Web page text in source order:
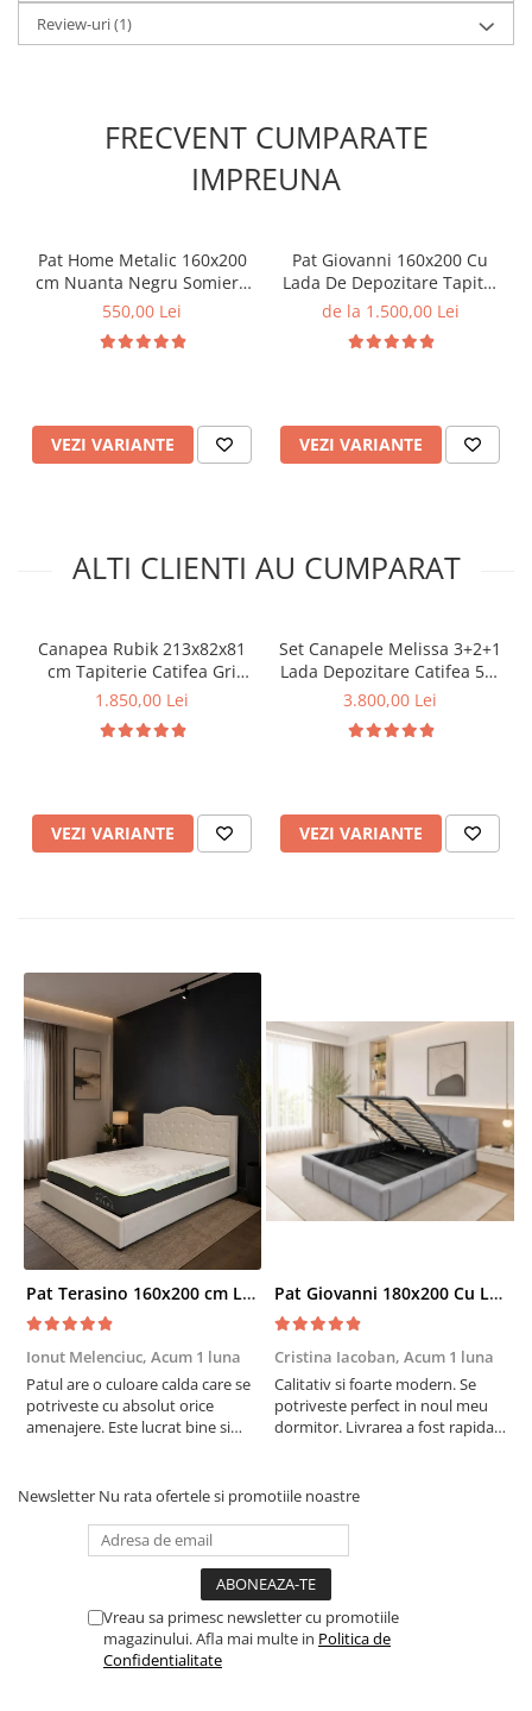
Review-uri(1)
FRECVENT CUMPARATE
IMPREUNA
Pat Home Metalic 160x200
cm Nuanta Negru Somiera
Inclusa MB26
550,00 Lei
VEZI VARIANTE
Pat Giovanni 160x200 Cu
Lada De Depozitare Tapitat
Catifea Gri Somiera Inclusa
de la 1.500,00 Lei
VEZI VARIANTE
ALTI CLIENTI AU CUMPARAT
Canapea Rubik 213x82x81
cm Tapiterie Catifea Gri
Inchis (cod AF 2423)
1.850,00 Lei
VEZI VARIANTE
Set Canapele Melissa 3+2+1
Lada Depozitare Catifea 51-
103 Gri
3.800,00 Lei
VEZI VARIANTE
Pat Terasino 160x200 cm Lada Depozitare Tapitat Stofa Bej Somiera Inclusa
Ionut Melenciuc, Acum 1 luna
Patul are o culoare calda care se
potriveste cu absolut orice
amenajere. Este lucrat bine si
drag !
Pat Giovanni 180x200 Cu Lada De Depozitare Tapitat Catifea Gri Somiera Inclusa
Cristina Iacoban, Acum 1 luna
Calitativ si foarte modern. Se
potriveste perfect in noul meu
dormitor. Livrarea a fost rapida
Newsletter Nu rata ofertele si promotiile noastre
Vreau sa primesc newsletter cu promotiile
magazinului. Afla mai multe in Politica de
Confidentialitate